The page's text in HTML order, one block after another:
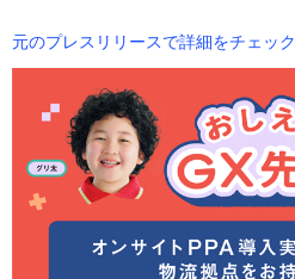
元のプレスリリースで詳細をチェック